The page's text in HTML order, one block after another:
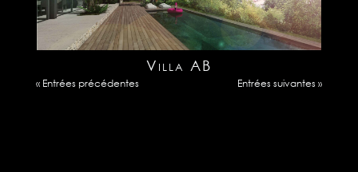
Villa AB
« Entrées précédentes Entrées suivantes »